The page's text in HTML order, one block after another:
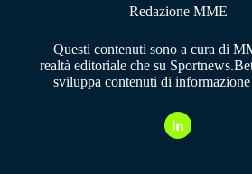
Redazione MME
Questi contenuti sono a cura di
realtà editoriale che su
sviluppa contenuti di